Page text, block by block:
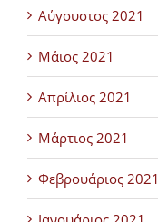
Αύγουστος 2021
Μάιος 2021
Απρίλιος 2021
Μάρτιος 2021
Φεβρουάριος 2021